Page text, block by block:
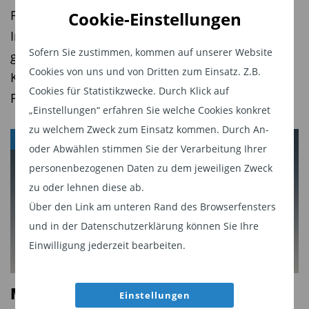
Cookie-Einstellungen
Sofern Sie zustimmen, kommen auf unserer Website
Cookies von uns und von Dritten zum Einsatz. Z.B.
Cookies für Statistikzwecke. Durch Klick auf
„Einstellungen“ erfahren Sie welche Cookies konkret
zu welchem Zweck zum Einsatz kommen. Durch An-
oder Abwählen stimmen Sie der Verarbeitung Ihrer
personenbezogenen Daten zu dem jeweiligen Zweck
zu oder lehnen diese ab.
Über den Link am unteren Rand des Browserfensters
und in der Datenschutzerklärung können Sie Ihre
Einwilligung jederzeit bearbeiten.
Einstellungen
Der Fonds basiert auf einer Strategie, die
Wellington bereits seit 2022 umsetzt und die
rund 1,4 Milliarden US-Dollar verwaltet.
Osteuropa im Visier
In die Wachstumsregion Osteuropa investiert der
Aramea Aurora Equity (ISIN: DE000A41EDP3).
Fondsmanager Lars Dollmann konzentriert sich
auf ­Zentral- und Osteuropa, Südosteuropa sowie
ausgewählte Grenz- und Nachbarmärkte,
Griechenland. Aus einem Anlageuniversum von
Grundlage ist eine fundamentale Analyse, bei der
Cashflows, Wachstumspotenzial,
Finanzmärkten erfordern Reaktionen von
Investoren und Fondsanbietern in Form von
geänderten Strategien oder ganz anderen
Konzepten. Teil 1 über die spannendsten
Fondsneuheiten.
Mit aktiver Anleiheselektion den